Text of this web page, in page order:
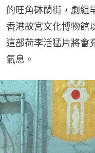
的旺角砵蘭街，劇組
香港故宮文化博物館
這部荷李活猛片將會
氣息。